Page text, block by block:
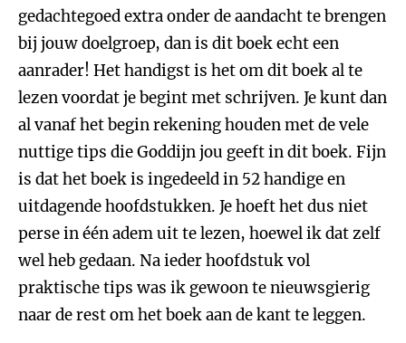
gedachtegoed extra onder de aandacht te brengen
bij jouw doelgroep, dan is dit boek echt een
aanrader! Het handigst is het om dit boek al te
lezen voordat je begint met schrijven. Je kunt dan
al vanaf het begin rekening houden met de vele
nuttige tips die Goddijn jou geeft in dit boek. Fijn
is dat het boek is ingedeeld in 52 handige en
uitdagende hoofdstukken. Je hoeft het dus niet
perse in één adem uit te lezen, hoewel ik dat zelf
wel heb gedaan. Na ieder hoofdstuk vol
praktische tips was ik gewoon te nieuwsgierig
naar de rest om het boek aan de kant te leggen.